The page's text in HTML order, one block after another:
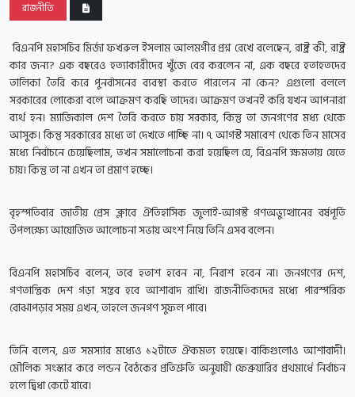
রাজনীতি
বিএনপি মহাসচিব মির্জা ফখরুল ইসলাম আলমগীর প্রশ্ন রেখে বলেছেন, রাষ্ট্র কী, রাষ্ট্র
কার জন্য? এক বছরেও হত্যাকারীদের খুঁজে বের করলেন না, এক বছরে হতাহতদের
তালিকা তৈরি করে পুনর্বাসনের ব্যবস্থা করতে পারলেন না কেন? এগুলো বললে
সরকারের লোকেরা বলে আক্রমণ করছি তাদের। আক্রমণ তখনই করি যখন আপনারা
ব্যর্থ হন। ম্যাজিকাল দেশ তৈরি করতে চায় সরকার, কিন্তু তা জনগণের মধ্য থেকে
আসুক। কিন্তু সরকারের মধ্যে তা দেখতে পাচ্ছি না। ৭ আগস্ট সমাবেশ থেকে তিন মাসের
মধ্যে নির্বাচনে চেয়েছিলাম, তখন সমালোচনা করা হয়েছিল যে, বিএনপি ক্ষমতায় যেতে
চায়। কিন্তু তা না এখন তা প্রমাণ হচ্ছে।
বৃহস্পতিবার জাতীয় প্রেস ক্লাবে ঐতিহাসিক জুলাই-আগস্ট গণঅভ্যুত্থানের বর্ষপূর্তি
উপলক্ষ্যে আয়োজিত আলোচনা সভায় অংশ নিয়ে তিনি এসব বলেন।
বিএনপি মহাসচিব বলেন, তবে হতাশ হবেন না, নিরাশ হবেন না। জনগণের দেশ,
গণতান্ত্রিক দেশ গড়া সম্ভব হবে আশাবাদ রাখি। রাজনীতিকদের মধ্যে পারস্পরিক
বোঝাপড়ার সময় এখন, তাহলে জনগণ সুফল পাবে।
তিনি বলেন, এত সমস্যার মধ্যেও ১২টাতে ঐকমত্য হয়েছে। বাকিগুলোও আশাবাদী।
মৌলিক সংস্কার করে লন্ডন বৈঠকের প্রতিশ্রুতি অনুযায়ী ফেব্রুয়ারির প্রথমার্ধে নির্বাচন
হলে দ্বিধা কেটে যাবে।